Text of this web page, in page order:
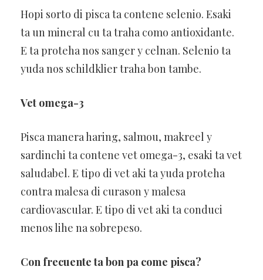
Hopi sorto di pisca ta contene selenio. Esaki
ta un mineral cu ta traha como antioxidante.
E ta proteha nos sanger y celnan. Selenio ta
yuda nos schildklier traha bon tambe.
Vet omega-3
Pisca manera haring, salmou, makreel y
sardinchi ta contene vet omega-3, esaki ta vet
saludabel. E tipo di vet aki ta yuda proteha
contra malesa di curason y malesa
cardiovascular. E tipo di vet aki ta conduci
menos lihe na sobrepeso.
Con frecuente ta bon pa come pisca?